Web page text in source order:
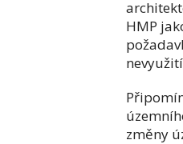
HMP
změny